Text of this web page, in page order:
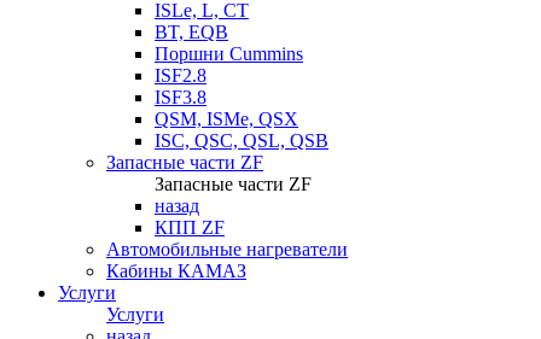
ISLe, L, CT
BT, EQB
Поршни Cummins
ISF2.8
ISF3.8
QSM, ISMe, QSX
ISC, QSC, QSL, QSB
Запасные части ZF
Запасные части ZF
назад
КПП ZF
Автомобильные нагреватели
Кабины КАМАЗ
Услуги
Услуги